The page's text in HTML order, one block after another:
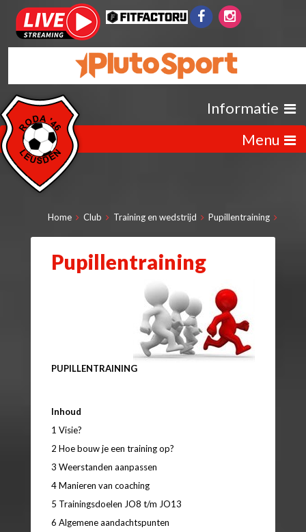
Informatie
Menu
Home Club Training en wedstrijd Pupillentraining
Pupillentraining
PUPILLENTRAINING
Inhoud
1 Visie?
2 Hoe bouw je een training op?
3 Weerstanden aanpassen
4 Manieren van coaching
5 Trainingsdoelen JO8 t/m JO13
6 Algemene aandachtspunten